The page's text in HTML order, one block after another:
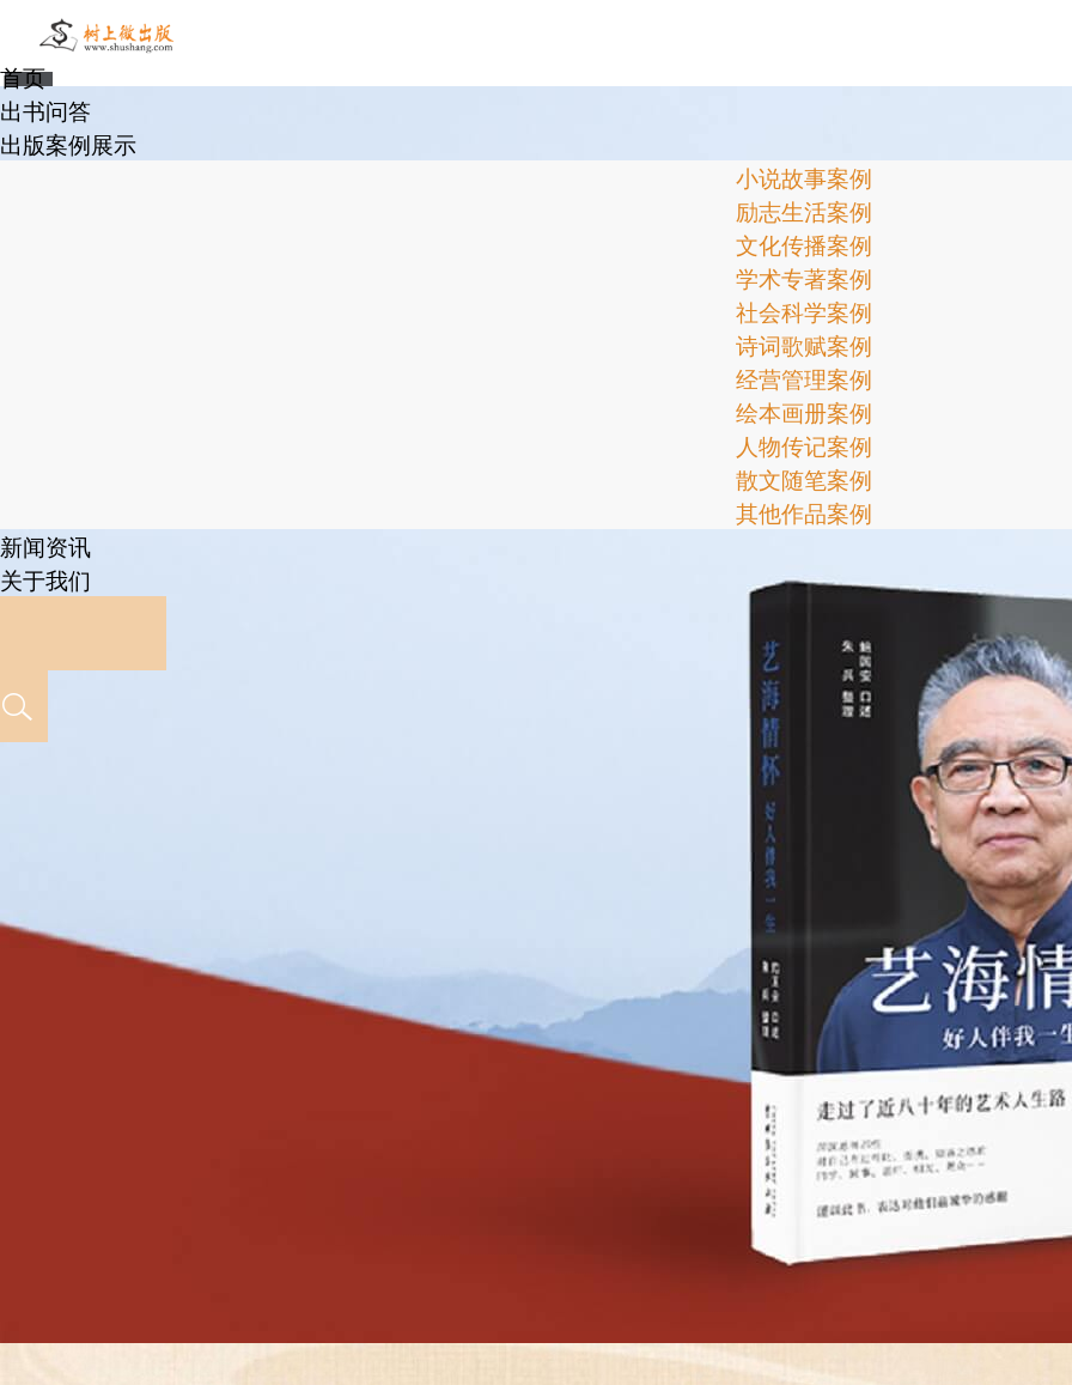
首页
出书问答
出版案例展示
小说故事案例
励志生活案例
文化传播案例
学术专著案例
社会科学案例
诗词歌赋案例
经营管理案例
绘本画册案例
人物传记案例
散文随笔案例
其他作品案例
新闻资讯
关于我们